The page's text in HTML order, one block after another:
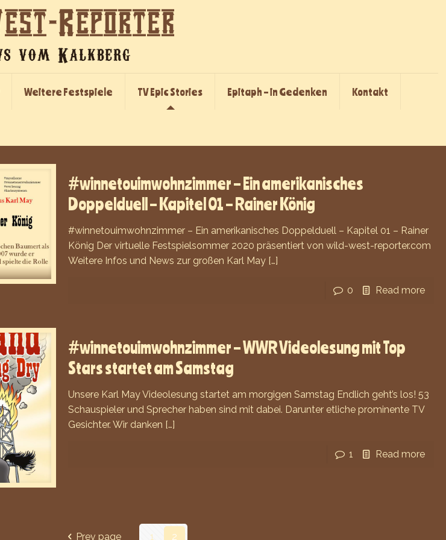
Weitere Festspiele TV Epic Stories Epitaph – in Gedenken Kontakt
#winnetouimwohnzimmer – Ein amerikanisches
Doppelduell – Kapitel 01 – Rainer König
#winnetouimwohnzimmer – Ein amerikanisches Doppelduell – Kapitel 01 – Rainer
König Der virtuelle Festspielsommer 2020 präsentiert von wild-west-reporter.com
Weitere Infos und News zur großen Karl May […]
0 Read more
#winnetouimwohnzimmer – WWR Videolesung mit Top
Stars startet am Samstag
Unsere Karl May Videolesung startet am morgigen Samstag Endlich geht’s los! 53
Schauspieler und Sprecher haben sind mit dabei. Darunter etliche prominente TV
Gesichter. Wir danken […]
1 Read more
Prev page 1 2